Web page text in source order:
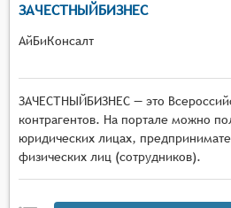
ЗАЧЕСТНЫЙБИЗНЕС
АйБиКонсалт
ЗАЧЕСТНЫЙБИЗНЕС — это
контрагентов. На портале можно
юридических лицах,
физических лиц (сотрудников).